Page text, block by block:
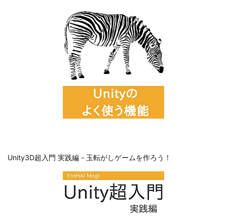
Unity3D超入門 実践編 - 玉転がしゲームを作ろう！